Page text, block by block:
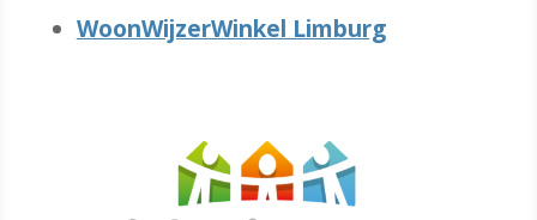
WoonWijzerWinkel Limburg